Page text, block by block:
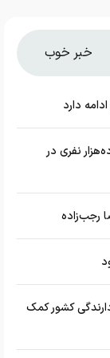
خبر خوب
دارد
نفری در
رجب‌زاده
کشور کمک